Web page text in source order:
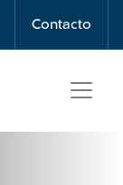
Contacto